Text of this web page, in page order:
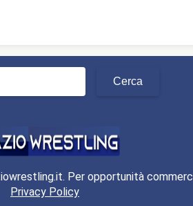
Per opportunità
Privacy Policy